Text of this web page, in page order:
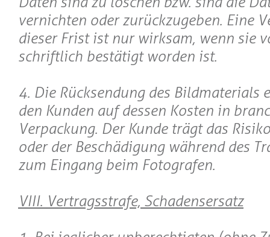
vernichten oder zurückzugeben. Eine
dieser Frist ist nur wirksam, wenn sie
schriftlich bestätigt worden ist.
4. Die Rücksendung des Bildmaterials
den Kunden auf dessen Kosten in
Verpackung. Der Kunde trägt das
oder der Beschädigung während des
zum Eingang beim Fotografen.
VIII. Vertragsstrafe, Schadensersatz